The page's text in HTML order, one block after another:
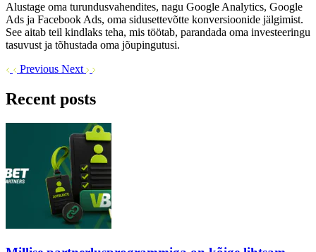
Alustage oma turundusvahendites, nagu Google Analytics, Google
Ads ja Facebook Ads, oma sidusettevõtte konversioonide jälgimist.
See aitab teil kindlaks teha, mis töötab, parandada oma investeeringu
tasuvust ja tõhustada oma jõupingutusi.
Previous Next
Recent posts